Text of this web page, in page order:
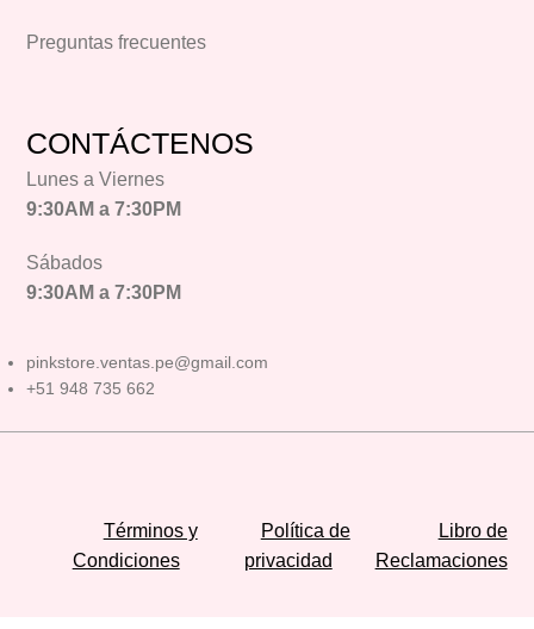
Preguntas frecuentes
CONTÁCTENOS
Lunes a Viernes
9:30AM a 7:30PM
Sábados
9:30AM a 7:30PM
pinkstore.ventas.pe@gmail.com
+51 948 735 662
Términos y
Condiciones
Política de
privacidad
Libro de
Reclamaciones